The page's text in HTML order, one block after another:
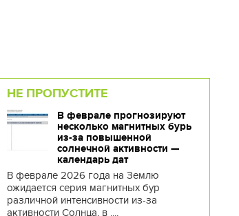
НЕ ПРОПУСТИТЕ
В феврале прогнозируют
несколько магнитных бурь
из-за повышенной
солнечной активности —
календарь дат
В феврале 2026 года на Землю
ожидается серия магнитных бур
различной интенсивности из-за
активности Солнца, в ....